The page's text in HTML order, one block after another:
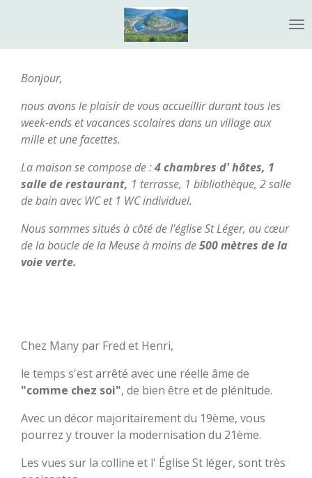
contenu
Bonjour,
nous avons le plaisir de vous accueillir durant tous les
week-ends et vacances scolaires dans un village aux
mille et une facettes.
La maison se compose de :4 chambres d' hôtes, 1
salle de restaurant, 1 terrasse, 1 bibliothèque, 2 salle
de bain avec WC et 1 WC individuel.
Nous sommes situés à côté de l'église St Léger, au cœur
de la boucle de la Meuse à moins de500 mètres de la
voie verte.
Chez Many par Fred et Henri,
le temps s'est arrêté avec une réelle âme de
"comme chez soi", de bien être et de plénitude.
Avec un décor majoritairement du 19ème, vous
pourrez y trouver la modernisation du 21ème.
Les vues sur la colline et l' Église St léger, sont très